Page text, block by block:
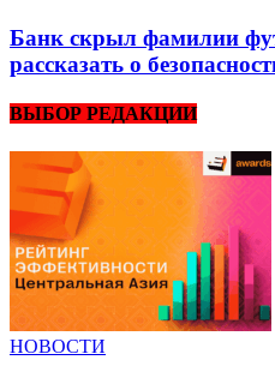
Банк скрыл фамилии
рассказать о
ВЫБОР РЕДАКЦИИ
НОВОСТИ